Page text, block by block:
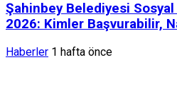
Şahinbey Belediyesi Sosyal
2026: Kimler Başvurabilir,
Haberler 1 hafta önce